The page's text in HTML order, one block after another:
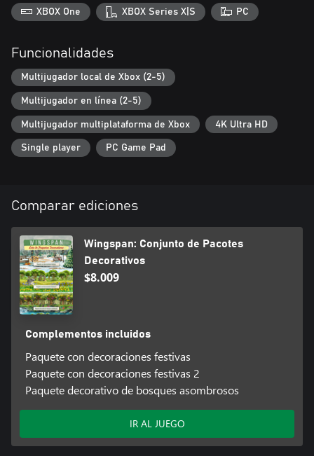
XBOX One XBOX Series X|S PC
Funcionalidades
Multijugador local de Xbox (2-5)
Multijugador en línea (2-5)
Multijugador multiplataforma de Xbox 4K Ultra HD
Single player PC Game Pad
Comparar ediciones
Wingspan: Conjunto de Pacotes
Decorativos
$8.009
Complementos incluidos
Paquete con decoraciones festivas
Paquete con decoraciones festivas 2
Paquete decorativo de bosques asombrosos
IR AL JUEGO